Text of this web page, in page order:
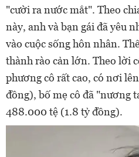
"cười ra nước mắt". Theo
này, anh và bạn gái đã yêu
vào cuộc sống hôn nhân.
thành rào cản lớn. Theo lời
phương cô rất cao, có nơi
đồng), bố mẹ cô đã "nương
488.000 tệ (1.8 tỷ đồng).